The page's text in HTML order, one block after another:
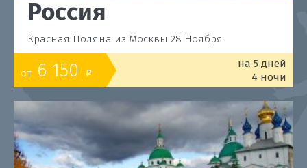
Россия
Красная Поляна из Москвы 28 Ноября
от 6 150 o
на 5 дней
4 ночи